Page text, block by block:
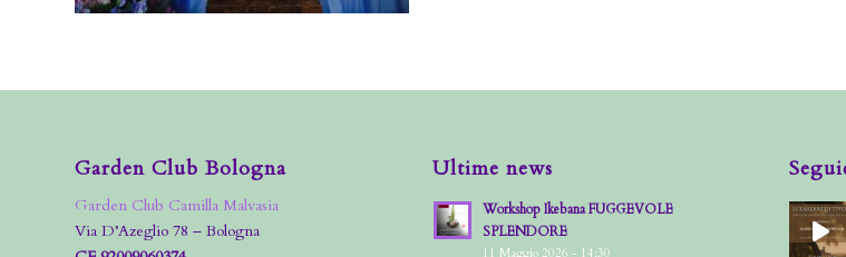
Garden Club Bologna
Garden Club Camilla Malvasia
Via D’Azeglio 78 – Bologna
Ultime news
Workshop Ikebana FUGGEVOLE
SPLENDORE
11 Maggio 2026 - 14:30